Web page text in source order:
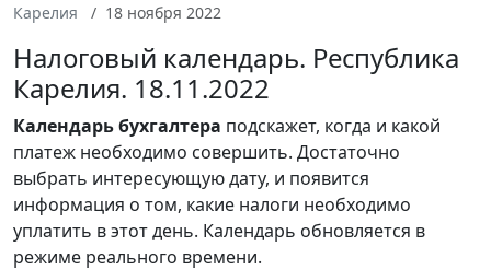
Карелия
18 ноября 2022
Налоговый календарь. Республика
Карелия. 18.11.2022
Календарьбухгалтера подскажет, когда и какой
платеж необходимо совершить. Достаточно
выбрать интересующую дату, и появится
информация о том, какие налоги необходимо
уплатить в этот день. Календарь обновляется в
режиме реального времени.